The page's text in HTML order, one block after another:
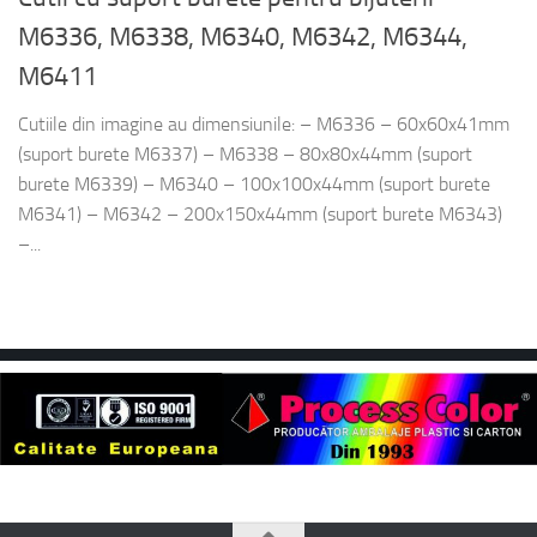
M6336, M6338, M6340, M6342, M6344,
M6411
Cutiile din imagine au dimensiunile: – M6336 – 60x60x41mm
(suport burete M6337) – M6338 – 80x80x44mm (suport
burete M6339) – M6340 – 100x100x44mm (suport burete
M6341) – M6342 – 200x150x44mm (suport burete M6343)
–...